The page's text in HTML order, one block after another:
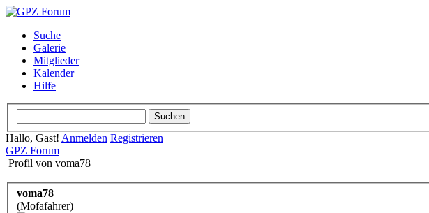
Suche
Galerie
Mitglieder
Kalender
Hilfe
Hallo, Gast! Anmelden Registrieren
GPZ Forum
Profil von voma78
voma78
(Mofafahrer)